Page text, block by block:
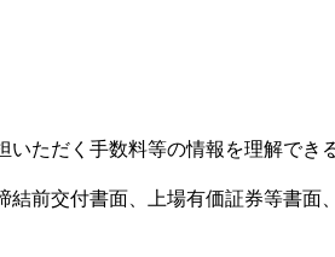
ただく手数料等の情報を理解でき
前交付書面、上場有価証券等書面